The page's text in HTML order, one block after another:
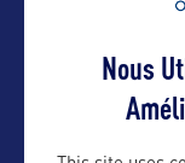
Nous